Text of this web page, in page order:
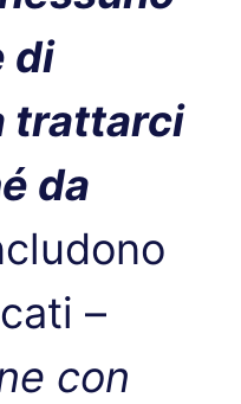
di
trattarci
da
–
con